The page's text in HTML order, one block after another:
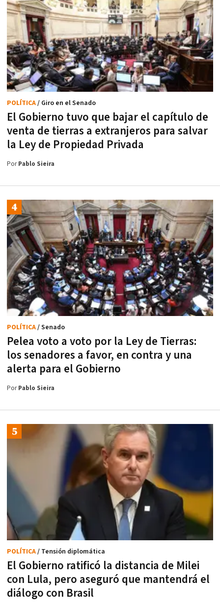
El Gobierno tuvo que bajar el capítulo de
venta de tierras a extranjeros para salvar
la Ley de Propiedad Privada
POLÍTICA/ Giro en el Senado
PorPablo Sieira
Pelea voto a voto por la Ley de Tierras:
los senadores a favor, en contra y una
alerta para el Gobierno
POLÍTICA/ Senado
PorPablo Sieira
El Gobierno ratificó la distancia de Milei
con Lula, pero aseguró que mantendrá el
diálogo con Brasil
POLÍTICA/ Tensión diplomática